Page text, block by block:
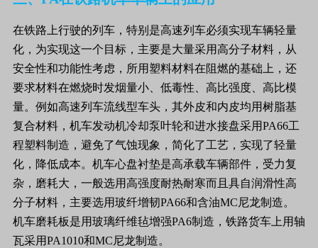
在铁路上行驶的列车，特别是高速列车必须实现车辆轻量
化，为实现这一个目标，主要是大量采用高分子材料，从
安全性和功能性考虑，所用塑料材料在阻燃的基础上，还
要求材料在燃烧时发烟量小、低毒性、高比强度、高比模
量。例如高速列车流线型车头，其外皮和内皮均用树脂基
复合材料，机车发动机冷却泵叶轮和进水接盘采用PA66工
程塑料制造，避免了气蚀现象，简化了工艺，实现了轻量
化，降低成本。机车心盘衬垫是高承载车辆部件，受力复
杂，磨耗大，一般选用高强度耐热耐寒而且具自润滑性高
分子材料，主要选用玻纤增韧PA66和含油MC尼龙制造。
机车磨耗板是用玻璃纤维毡增强PA6制造，铁路货车上用轴
瓦采用PA1010和MC尼龙制造。